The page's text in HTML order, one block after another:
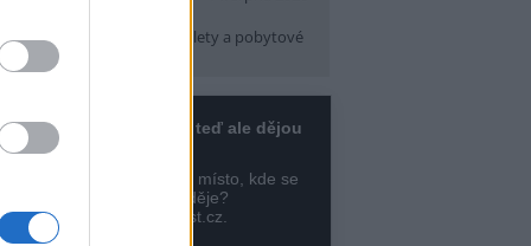
Farma CityCamp
(Tábory, výlety a pobytové
Praha 10 )